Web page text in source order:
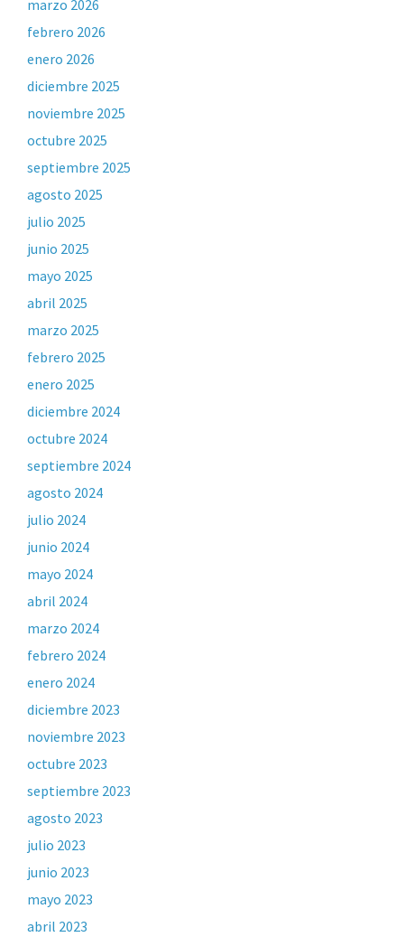
marzo 2026
febrero 2026
enero 2026
diciembre 2025
noviembre 2025
octubre 2025
septiembre 2025
agosto 2025
julio 2025
junio 2025
mayo 2025
abril 2025
marzo 2025
febrero 2025
enero 2025
diciembre 2024
octubre 2024
septiembre 2024
agosto 2024
julio 2024
junio 2024
mayo 2024
abril 2024
marzo 2024
febrero 2024
enero 2024
diciembre 2023
noviembre 2023
octubre 2023
septiembre 2023
agosto 2023
julio 2023
junio 2023
mayo 2023
abril 2023